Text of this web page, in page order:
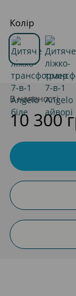
Колір
В наявності
10 300